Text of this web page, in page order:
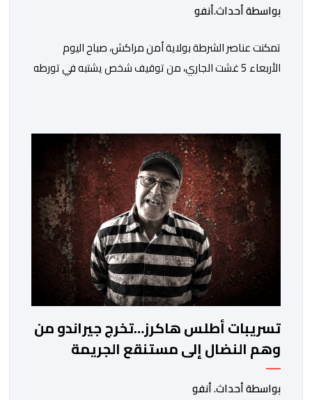
بواسطة أحداث.أنفو
تمكنت عناصر الشرطة بولاية أمن مراكش، صباح اليوم
الأربعاء 5 غشت الجاري، من توقيف شخص يشتبه في تورطه
بالمدينة العتيقة بمراكش، وطالبهما بمبلغ مالي غير مستحق
بدعوى ممارسة نشاط مرتبط بالإرشاد السياحي بدون رخصة،
وهي الأفعال الإجرامية التي […]
تسريبات أطلس هاكرز…تخرج جيراندو من
وهم النضال إلى مستنقع الجريمة
المنظمة
بواسطة أحداث. أنفو